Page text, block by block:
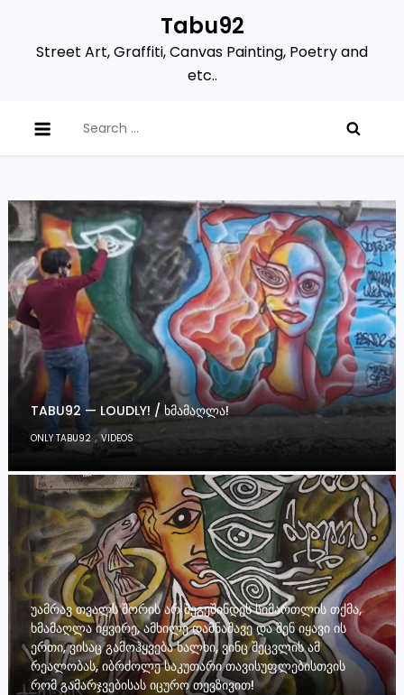
content
Tabu92
Street Art, Graffiti, Canvas Painting, Poetry and
etc..
for:
TABU92 — LOUDLY! / ᲮᲛᲐᲛᲐᲦᲚᲐ!
ONLY TABU92,VIDEOS
ᲣᲐᲛᲠᲐᲕ ᲗᲕᲐᲚᲡ ᲨᲝᲠᲘᲡ ᲐᲠ ᲨᲔᲒᲔᲨᲘᲜᲓᲔᲡ ᲡᲘᲛᲐᲠᲗᲚᲘᲡ ᲗᲥᲛᲐ,
ᲮᲛᲐᲛᲐᲦᲚᲐ ᲘᲧᲕᲘᲠᲔ, ᲐᲛᲮᲘᲚᲔ ᲓᲐᲛᲜᲐᲨᲐᲕᲔ ᲓᲐ ᲨᲔᲜ ᲘᲧᲐᲕᲘ ᲘᲡ
ᲔᲠᲗᲘ, ᲕᲘᲡᲐᲪ ᲒᲐᲛᲝᲰᲧᲕᲔᲑᲐ ᲮᲐᲚᲮᲘ, ᲕᲘᲜᲪ ᲨᲔᲪᲕᲚᲘᲡ ᲐᲛ
ᲠᲔᲐᲚᲝᲑᲐᲡ, ᲘᲑᲠᲫᲝᲚᲔ ᲡᲐᲙᲣᲗᲐᲠᲘ ᲗᲐᲕᲘᲡᲣᲤᲚᲔᲑᲘᲡᲗᲕᲘᲡ
ᲠᲝᲛ ᲒᲐᲛᲐᲠᲯᲕᲔᲑᲘᲡᲐᲡ ᲘᲪᲣᲠᲝ ᲗᲔᲕᲖᲘᲕᲘᲗ!